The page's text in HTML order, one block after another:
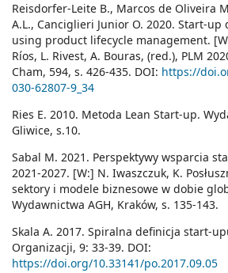
Reisdorfer-Leite B., Marcos de Oliveira
A.L., Canciglieri Junior O. 2020. Start-
using product lifecycle management.
Ríos, L. Rivest, A. Bouras, (red.), PLM
Cham, 594, s. 426-435. DOI: https://
030-62807-9_34
Ries E. 2010. Metoda Lean Start-up.
Gliwice, s.10.
Sabal M. 2021. Perspektywy wsparcia
2021-2027. [W:] N. Iwaszczuk, K.
sektory i modele biznesowe w dobie
Wydawnictwa AGH, Kraków, s. 135-143.
Skala A. 2017. Spiralna definicja start-
Organizacji, 9: 33-39. DOI:
https://doi.org/10.33141/po.2017.09.05